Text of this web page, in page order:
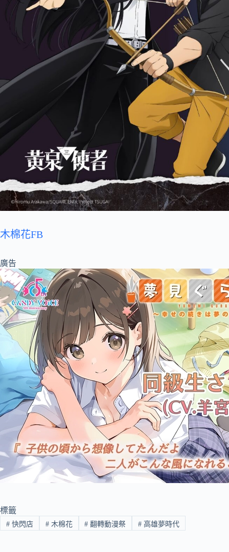
木棉花FB
廣告
標籤
#快閃店 #木棉花 # 翻轉動漫祭 # 高雄夢時代